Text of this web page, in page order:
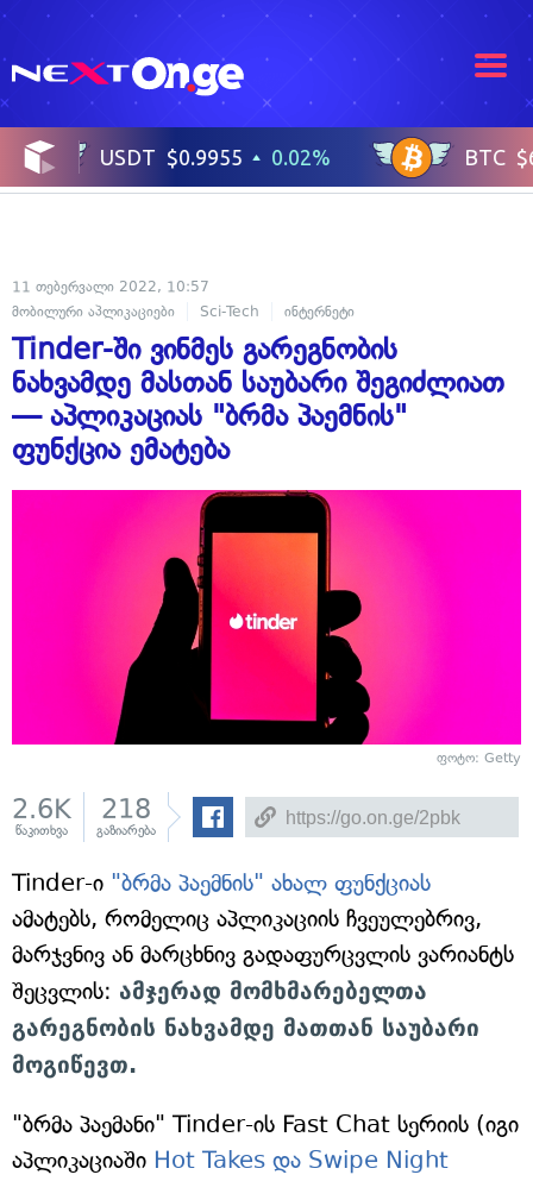
11 თებერვალი 2022, 10:57
მობილური აპლიკაციები
Sci-Tech ინტერნეტი
Tinder-ში ვინმეს გარეგნობის
ნახვამდე მასთან საუბარი შეგიძლიათ
— აპლიკაციას "ბრმა პაემნის"
ფუნქცია ემატება
ფოტო: Getty
2.6K
წაკითხვა
218
გაზიარება
Tinder-ი "ბრმა პაემნის" ახალ ფუნქციას
ამატებს, რომელიც აპლიკაციის ჩვეულებრივ,
მარჯვნივ ან მარცხნივ გადაფურცვლის ვარიანტს
შეცვლის: ამჯერად მომხმარებელთა
გარეგნობის ნახვამდე მათთან საუბარი
მოგიწევთ.
"ბრმა პაემანი" Tinder-ის Fast Chat სერიის (იგი
აპლიკაციაში Hot Takes და Swipe Night